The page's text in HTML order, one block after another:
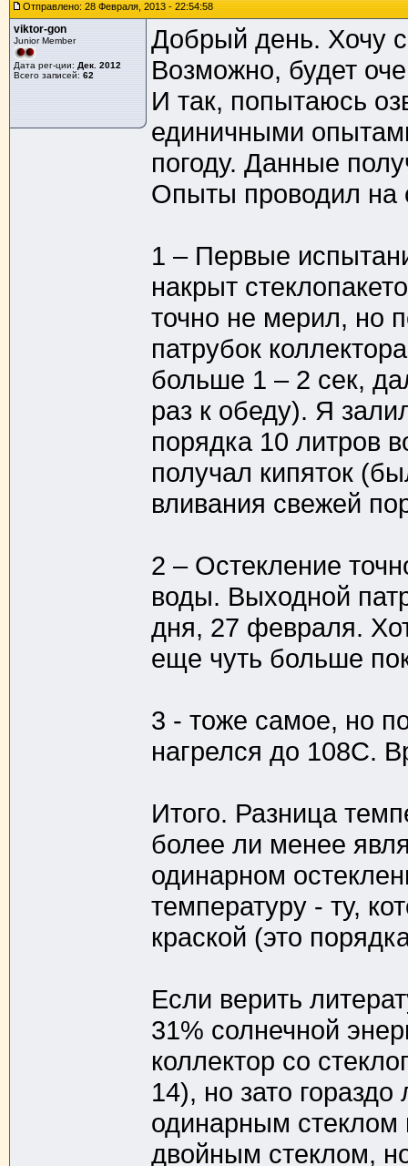
Отправлено: 28 Февраля, 2013 - 22:54:58
viktor-gon
Junior Member
Дата рег-ции: Дек. 2012
Всего записей: 62
Добрый день. Хочу
Возможно, будет
И так, попытаюсь
единичными
погоду. Данные
Опыты проводил на
1 – Первые
накрыт
точно не мерил, но
патрубок
больше 1 – 2 сек,
раз к обеду). Я
порядка 10 литров
получал кипяток
вливания свежей
2 – Остекление
воды. Выходной
дня, 27 февраля.
еще чуть больше
3 - тоже самое, но
нагрелся до 108С.
Итого. Разница
более ли менее
одинарном
температуру - ту,
краской (это
Если верить
31% солнечной
коллектор со
14), но зато
одинарным стеклом
двойным стеклом,